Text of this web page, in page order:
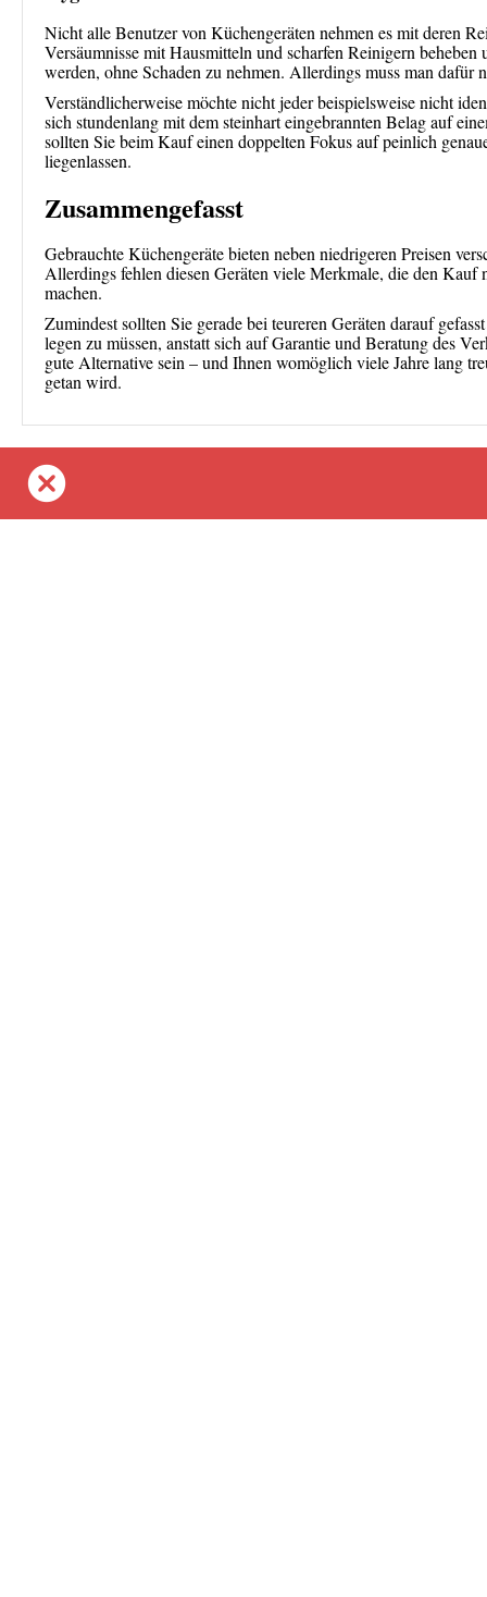
Nicht alle Benutzer von Küchengeräten nehmen es mit deren
Versäumnisse mit Hausmitteln und scharfen Reinigern
werden, ohne Schaden zu nehmen. Allerdings muss man dafür
Verständlicherweise möchte nicht jeder beispielsweise nicht
sich stundenlang mit dem steinhart eingebrannten Belag auf
sollten Sie beim Kauf einen doppelten Fokus auf peinlich
liegenlassen.
Zusammengefasst
Gebrauchte Küchengeräte bieten neben niedrigeren Preisen
Allerdings fehlen diesen Geräten viele Merkmale, die den
machen.
Zumindest sollten Sie gerade bei teureren Geräten darauf
legen zu müssen, anstatt sich auf Garantie und Beratung des
gute Alternative sein – und Ihnen womöglich viele Jahre lang
getan wird.